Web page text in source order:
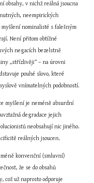
obsahy, v nichž reálná jsoucna
neempirických
nominalisté s falešným
Není přitom obtížné
negacích bezelstně
„střízlivěji“ – na úrovni
pouhé slovo, které
vnímatelných podobností.
myšlení je neméně absurdní
degradace jejich
neobsahují nic jiného.
reálných jsoucen.
konvenční (smluvní)
že se do obsahů
což už naprosto odporuje